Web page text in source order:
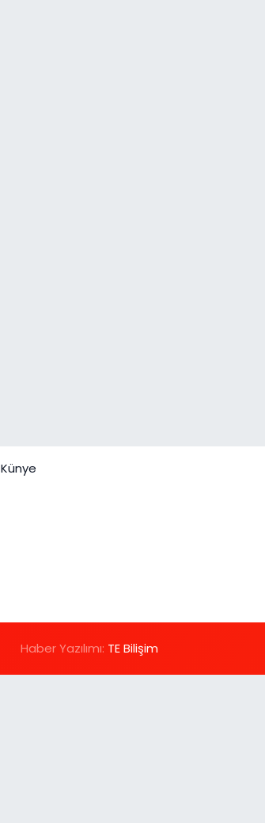
Künye
Haber Yazılımı: TE Bilişim